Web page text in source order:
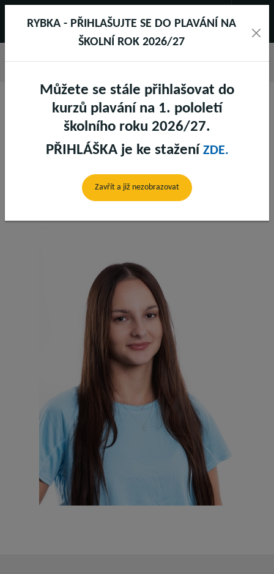
ADÉLA SAMKOVÁ
RYBKA - PŘIHLAŠUJTE SE DO PLAVÁNÍ NA
ŠKOLNÍ ROK 2026/27
Můžete se stále přihlašovat do
kurzů plavání na 1. pololetí
školního roku 2026/27.
PŘIHLÁŠKA je ke stažení ZDE.
Zavřít a již nezobrazovat